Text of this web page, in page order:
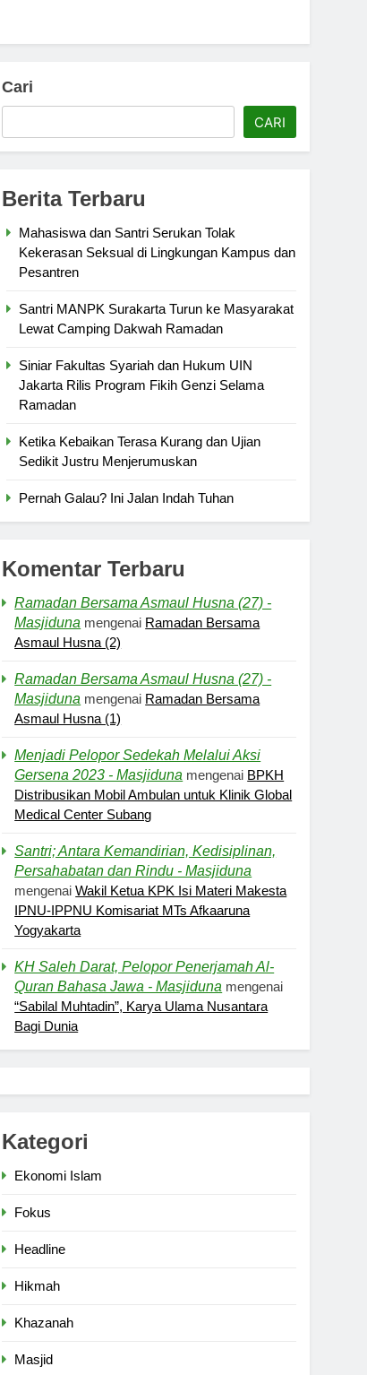
Cari
CARI
Berita Terbaru
Mahasiswa dan Santri Serukan Tolak
Kekerasan Seksual di Lingkungan Kampus dan
Pesantren
Santri MANPK Surakarta Turun ke Masyarakat
Lewat Camping Dakwah Ramadan
Siniar Fakultas Syariah dan Hukum UIN
Jakarta Rilis Program Fikih Genzi Selama
Ramadan
Ketika Kebaikan Terasa Kurang dan Ujian
Sedikit Justru Menjerumuskan
Pernah Galau? Ini Jalan Indah Tuhan
Komentar Terbaru
Ramadan Bersama Asmaul Husna (27) -
Masjiduna mengenai Ramadan Bersama
Asmaul Husna (2)
Ramadan Bersama Asmaul Husna (27) -
Masjiduna mengenai Ramadan Bersama
Asmaul Husna (1)
Menjadi Pelopor Sedekah Melalui Aksi
Gersena 2023 - Masjiduna mengenai BPKH
Distribusikan Mobil Ambulan untuk Klinik Global
Medical Center Subang
Santri; Antara Kemandirian, Kedisiplinan,
Persahabatan dan Rindu - Masjiduna
mengenaiWakil Ketua KPK Isi Materi Makesta
IPNU-IPPNU Komisariat MTs Afkaaruna
Yogyakarta
KH Saleh Darat, Pelopor Penerjamah Al-
Quran Bahasa Jawa - Masjiduna mengenai
“Sabilal Muhtadin”, Karya Ulama Nusantara
Bagi Dunia
Kategori
Ekonomi Islam
Fokus
Headline
Hikmah
Khazanah
Masjid